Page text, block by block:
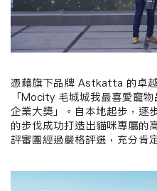
憑藉旗下品牌 Astkatta 的卓
「Mocity 毛城城我最喜愛寵物
企業大獎」。自本地起步，逐
的步伐成功打造出貓咪專屬的
評審團經過嚴格評選，充分肯